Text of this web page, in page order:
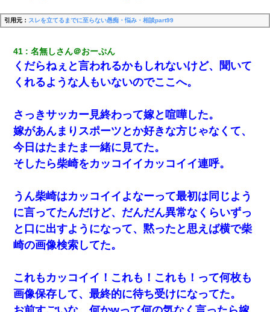
引用元： スレを立てるまでに至らない愚痴・悩み・相談part99
41 名無しさん＠おーぷん
くだらねぇと言われるかもしれないけど、聞いて
くれるような人もいないのでここへ。
さっきサッカー見終わって嫁と喧嘩した。
嫁があんまりスポーツとか好きな方じゃなくて、
今日はたまたま一緒に見てた。
そしたら柴崎をカッコイイカッコイイ連呼。
うん柴崎はカッコイイよなーって最初は同じよう
に言ってたんだけど、だんだん異常なくらいずっ
と口に出すようになって、黙ったと思えば横で柴
崎の画像検索してた。
これもカッコイイ！これも！これも！って何枚も
画像保存して、最終的に待ち受けになってた。